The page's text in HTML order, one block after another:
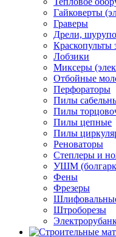
Гайковерты
Граверы
Дрели,
Краскопульты
Лобзики
Миксеры
Отбойные
Перфораторы
Пилы
Пилы
Пилы цепные
Пилы
Реноваторы
Степлеры и
УШМ
Фены
Фрезеры
Штроборезы